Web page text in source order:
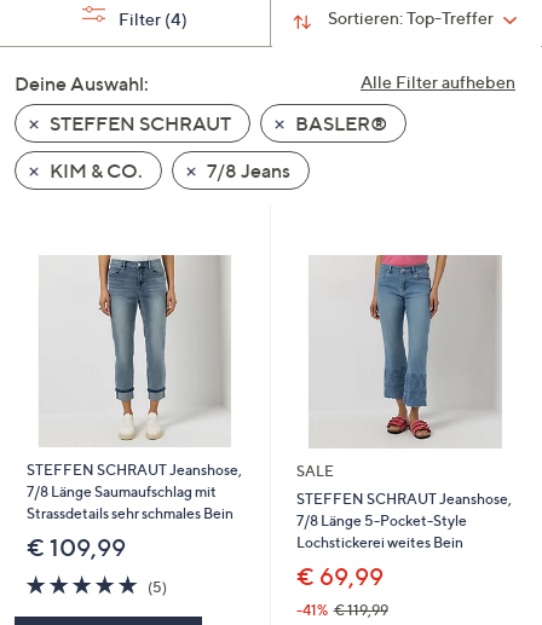
und
nach
unten
oder
wischen
Sie
diese
anzuzeigen.
Sortieren:Top-Treffer
Filter (4)
Alle Filter aufheben
Deine Auswahl:
STEFFEN SCHRAUT
BASLER®
KIM & CO.
7/8 Jeans
STEFFEN SCHRAUT Jeanshose,
7/8 Länge Saumaufschlag mit
Strassdetails sehr schmales Bein
€ 109,99
4.8
von
(5)5
SALE
STEFFEN SCHRAUT Jeanshose,
7/8 Länge 5-Pocket-Style
Lochstickerei weites Bein
€ 69,99
-41% € 119,99